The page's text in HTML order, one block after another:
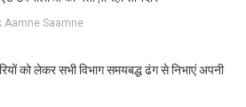
Aamne Saamne
को लेकर सभी विभाग समयबद्ध ढंग से निभाएं अपनी